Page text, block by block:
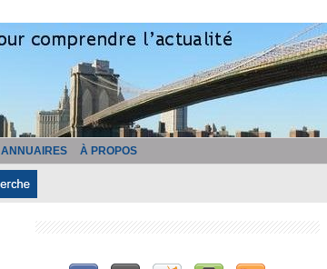
ANNUAIRES À PROPOS